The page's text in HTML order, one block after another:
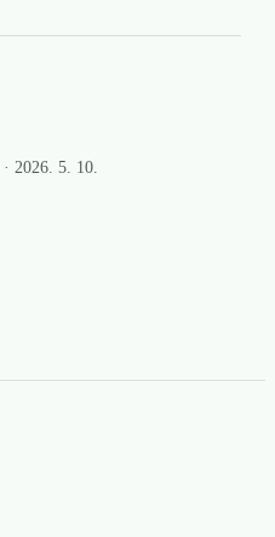
· 2026. 5. 10.